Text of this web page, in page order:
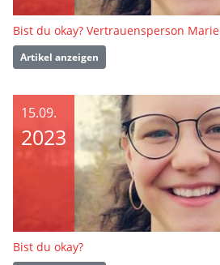
Bist du okay? Vertrauensperson Marie
Artikel anzeigen
15.09.
2023
Bist du okay?